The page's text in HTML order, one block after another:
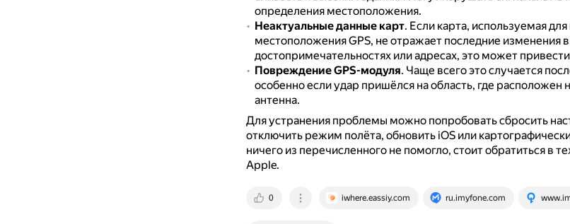
определения местоположения.
Неактуальные данные карт. Если карта, используемая
местоположения GPS, не отражает последние изменения в
достопримечательностях или адресах, это может
Повреждение GPS-модуля. Чаще всего это случается
особенно если удар пришёлся на область, где расположен
антенна.
Для устранения проблемы можно попробовать сбросить
отключить режим полёта, обновить iOS или
ничего из перечисленного не помогло, стоит обратиться в
Apple.
0 iwhere.eassiy.com ru.imyfone.com